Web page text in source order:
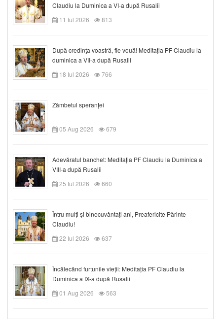
Claudiu la Duminica a VI-a după Rusalii
11 Iul 2026
813
După credinţa voastră, fie vouă! Meditația PF Claudiu la
duminica a VII-a după Rusalii
18 Iul 2026
766
Zâmbetul speranței
05 Aug 2026 679
Adevăratul banchet: Meditația PF Claudiu la Duminica a
VIII-a după Rusalii
25 Iul 2026
660
Întru mulți și binecuvântați ani, Preafericite Părinte
Claudiu!
22 Iul 2026
637
Încălecând furtunile vieții: Meditația PF Claudiu la
Duminica a IX-a după Rusalii
01 Aug 2026
563